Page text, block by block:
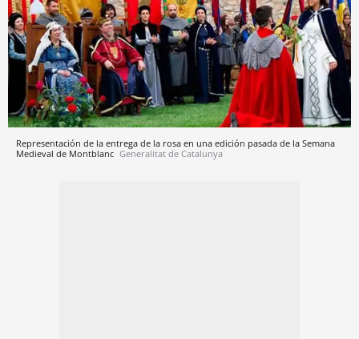
Representación de la entrega de la rosa en una edición pasada de la Semana
Medieval de Montblanc Generalitat de Catalunya